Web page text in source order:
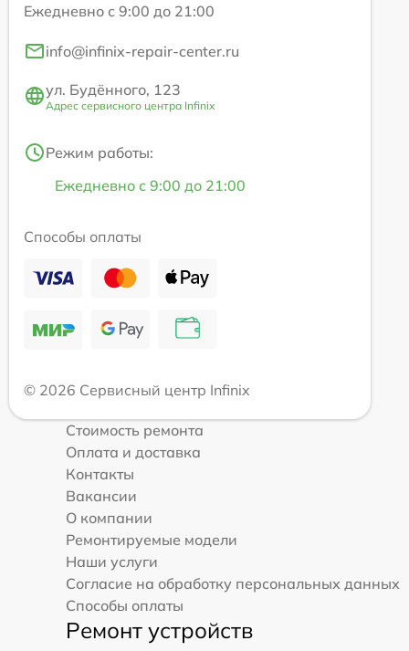
Ежедневно с 9:00 до 21:00
info@infinix-repair-center.ru
ул. Будённого, 123
Адрес сервисного центра Infinix
Режим работы:
Ежедневно с 9:00 до 21:00
Способы оплаты
© 2026 Сервисный центр Infinix
Стоимость ремонта
Оплата и доставка
Контакты
Вакансии
О компании
Ремонтируемые модели
Наши услуги
Согласие на обработку персональных данных
Способы оплаты
Ремонт устройств